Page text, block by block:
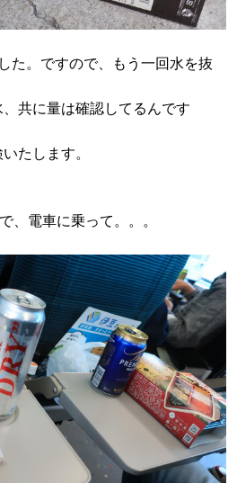
た。ですので、もう一回水を抜
共に量は確認してるんです
たします。
、電車に乗って。。。